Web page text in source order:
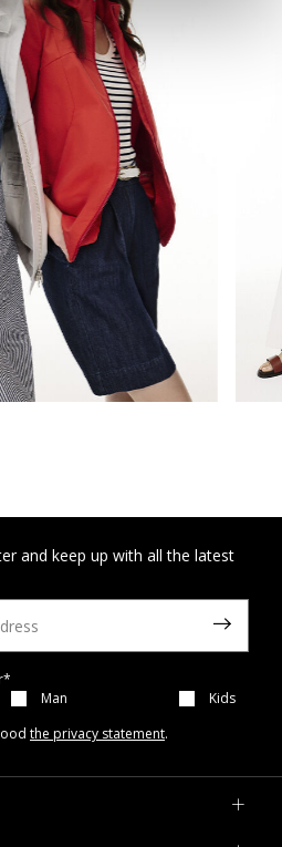
and keep up with all the latest
Man
Kids
the privacy statement.